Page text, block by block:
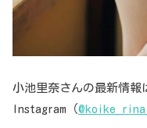
小池里奈さんの最新情報
Instagram（